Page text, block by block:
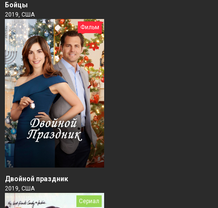
Бойцы
2019, США
Фильм
Двойной праздник
2019, США
Сериал